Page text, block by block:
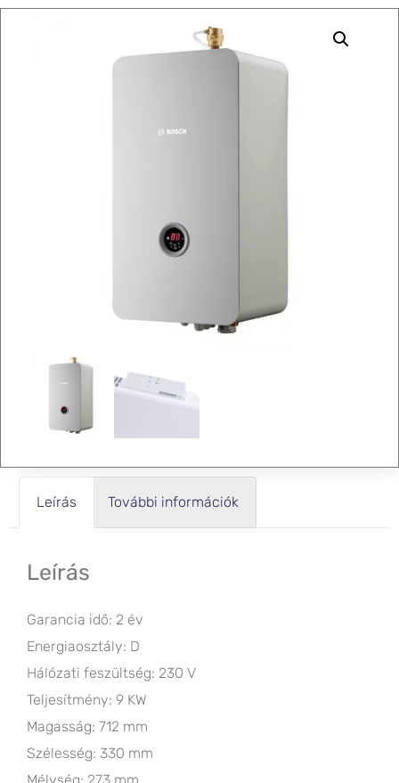
Leírás További információk
Leírás
Garancia idő: 2 év
Energiaosztály: D
Hálózati feszültség: 230 V
Teljesítmény: 9 KW
Magasság: 712 mm
Szélesség: 330 mm